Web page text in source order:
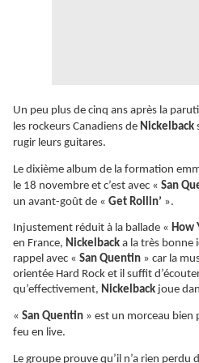
Un peu plus de cinq ans après la
les rockeurs Canadiens de Nickelback
rugir leurs guitares.
Le dixième album de la formation
le 18 novembre et c’est avec « San
un avant-goût de « Get Rollin’ ».
Injustement réduit à la ballade « How
en France, Nickelback a la très bonne
rappel avec « San Quentin » car la
orientée Hard Rock et il suffit
qu’effectivement, Nickelback joue
« San Quentin » est un morceau bien
feu en live.
Le groupe prouve qu’il n’a rien perdu